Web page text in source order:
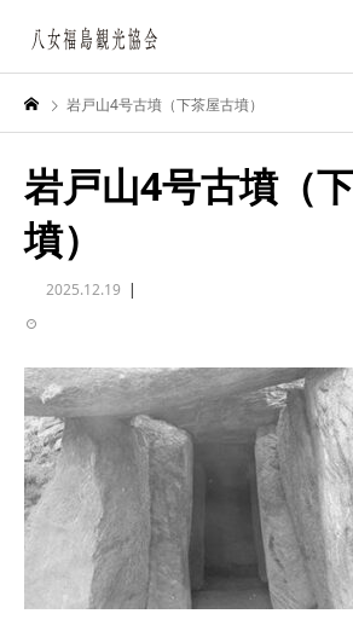
岩戸山4号古墳（下茶屋古墳）
岩戸山4号古墳（
墳）
2025.12.19